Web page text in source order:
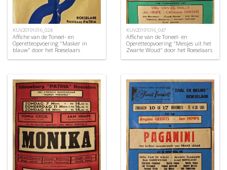
KUV20191016_024
Affiche van de Toneel- en
Operetteopvoering "Masker in
blauw" door het Roeselaars
KUV20191016_047
Affiche van de Toneel- en
Operetteopvoering "Meisjes uit het
Zwarte Woud" door het Roeselaars